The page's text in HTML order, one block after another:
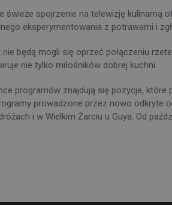
świeże spojrzenie na telewizję kulinarną
eksperymentowania z potrawami i
będą mogli się oprzeć połączeniu
nie tylko miłośników dobrej kuchni.
programów znajdują się pozycje,
prowadzone przez nowo odkryte
i w Wielkim Żarciu u Guya. Od